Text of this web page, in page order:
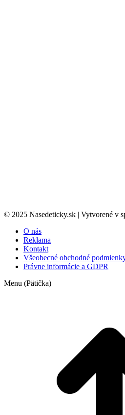
© 2025 Nasedeticky.sk | Vytvorené v
O nás
Reklama
Kontakt
Všeobecné obchodné
Právne informácie a GDPR
Menu (Pätička)